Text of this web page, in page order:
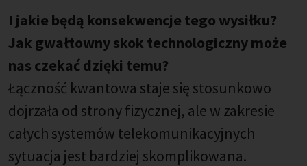
I jakie będą konsekwencje tego wysiłku?
Jak gwałtowny skok technologiczny może
nas czekać dzięki temu?
Łączność kwantowa staje się stosunkowo
dojrzała od strony fizycznej, ale w zakresie
całych systemów telekomunikacyjnych
sytuacja jest bardziej skomplikowana.